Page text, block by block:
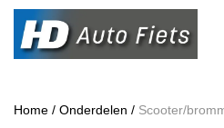
Home / Onderdelen / Scooter/